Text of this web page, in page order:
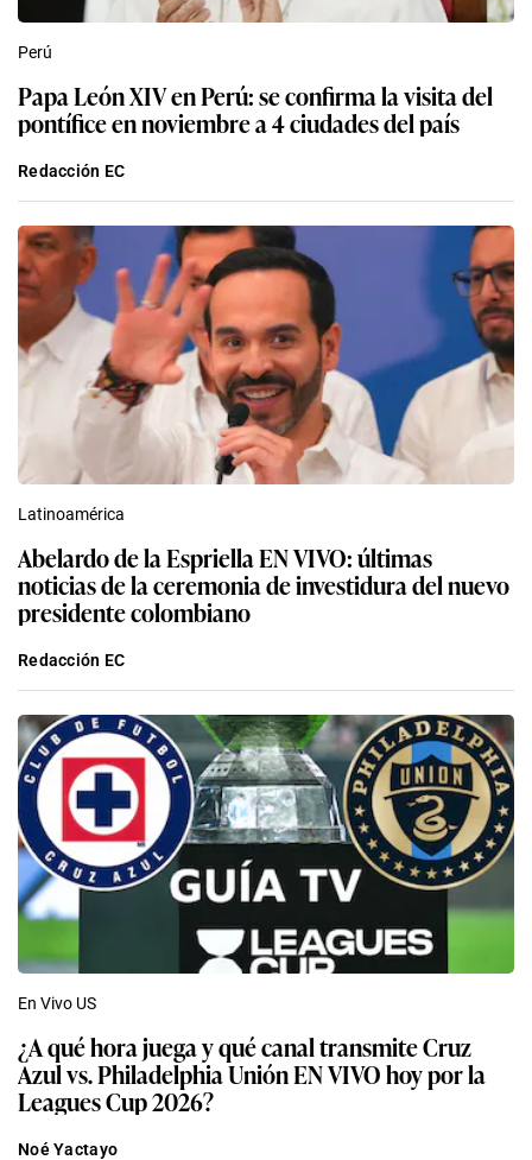
Perú
Papa León XIV en Perú: se confirma la visita del
pontífice en noviembre a 4 ciudades del país
Redacción EC
Latinoamérica
Abelardo de la Espriella EN VIVO: últimas
noticias de la ceremonia de investidura del nuevo
presidente colombiano
Redacción EC
En Vivo US
¿A qué hora juega y qué canal transmite Cruz
Azul vs. Philadelphia Unión EN VIVO hoy por la
Leagues Cup 2026?
Noé Yactayo